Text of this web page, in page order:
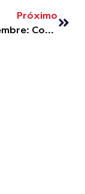
Próximo
21 de diciembre: Comienzo del verano - La estación que inspira ligereza y sabor